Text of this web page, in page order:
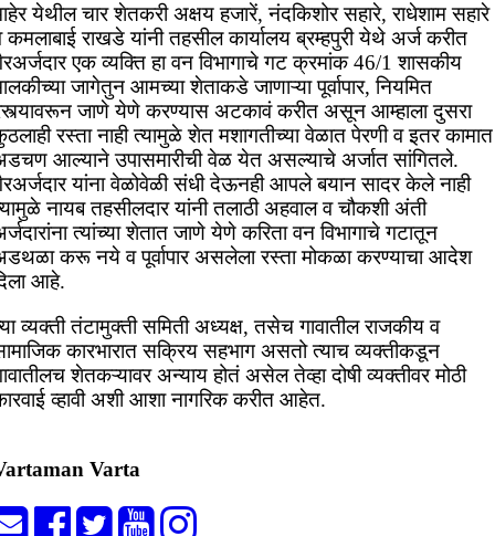
येथील चार शेतकरी अक्षय हजारें, नंदकिशोर सहारे, राधेशाम सहारे
कमलाबाई राखडे यांनी तहसील कार्यालय ब्रम्हपुरी येथे अर्ज करीत
एक व्यक्ति हा वन विभागाचे गट क्रमांक 46/1 शासकीय
जागेतुन आमच्या शेताकडे जाणाऱ्या पूर्वापार, नियमित
जाणे येणे करण्यास अटकावं करीत असून आम्हाला दुसरा
रस्ता नाही त्यामुळे शेत मशागतीच्या वेळात पेरणी व इतर कामात
आल्याने उपासमारीची वेळ येत असल्याचे अर्जात सांगितले.
यांना वेळोवेळी संधी देऊनही आपले बयान सादर केले नाही
नायब तहसीलदार यांनी तलाठी अहवाल व चौकशी अंती
त्यांच्या शेतात जाणे येणे करिता वन विभागाचे गटातून
करू नये व पूर्वापार असलेला रस्ता मोकळा करण्याचा आदेश
आहे.
व्यक्ती तंटामुक्ती समिती अध्यक्ष, तसेच गावातील राजकीय व
कारभारात सक्रिय सहभाग असतो त्याच व्यक्तीकडून
शेतकऱ्यावर अन्याय होतं असेल तेव्हा दोषी व्यक्तीवर मोठी
व्हावी अशी आशा नागरिक करीत आहेत.
Varta